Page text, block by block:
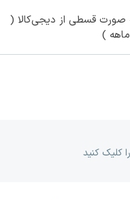
صورت قسطی از دیجی‌کالا (
را کلیک کنید